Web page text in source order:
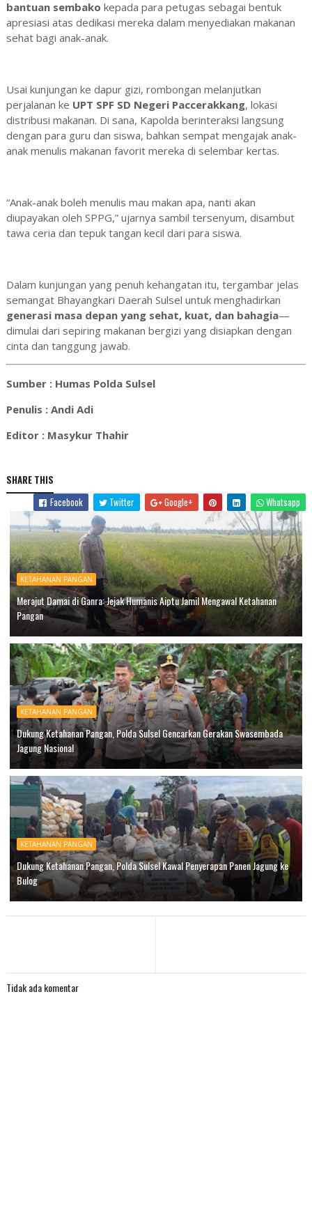
bantuan sembako kepada para petugas sebagai bentuk
apresiasi atas dedikasi mereka dalam menyediakan makanan
sehat bagi anak-anak.
Usai kunjungan ke dapur gizi, rombongan melanjutkan
perjalanan ke UPT SPF SD Negeri Paccerakkang, lokasi
distribusi makanan. Di sana, Kapolda berinteraksi langsung
dengan para guru dan siswa, bahkan sempat mengajak anak-
anak menulis makanan favorit mereka di selembar kertas.
“Anak-anak boleh menulis mau makan apa, nanti akan
diupayakan oleh SPPG,” ujarnya sambil tersenyum, disambut
tawa ceria dan tepuk tangan kecil dari para siswa.
Dalam kunjungan yang penuh kehangatan itu, tergambar jelas
semangat Bhayangkari Daerah Sulsel untuk menghadirkan
generasi masa depan yang sehat, kuat, dan bahagia—
dimulai dari sepiring makanan bergizi yang disiapkan dengan
cinta dan tanggung jawab.
Sumber : Humas Polda Sulsel
Penulis : Andi Adi
Editor : Masykur Thahir
SHARE THIS
Facebook
Twitter Google+ Whatsapp
KETAHANAN PANGAN
Merajut Damai di Ganra: Jejak Humanis Aiptu Jamil Mengawal Ketahanan
Pangan
KETAHANAN PANGAN
Dukung Ketahanan Pangan, Polda Sulsel Gencarkan Gerakan Swasembada
Jagung Nasional
KETAHANAN PANGAN
Dukung Ketahanan Pangan, Polda Sulsel Kawal Penyerapan Panen Jagung ke
Bulog
Tidak ada komentar